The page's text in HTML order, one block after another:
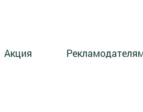
Акция